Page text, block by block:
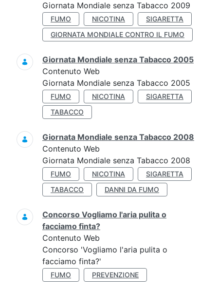
Giornata Mondiale senza Tabacco 2009
FUMO NICOTINA
SIGARETTA
GIORNATA MONDIALE CONTRO IL FUMO
Giornata Mondiale senza Tabacco 2005
Contenuto Web
Giornata Mondiale senza Tabacco 2005
FUMO NICOTINA
SIGARETTA
TABACCO
Giornata Mondiale senza Tabacco 2008
Contenuto Web
Giornata Mondiale senza Tabacco 2008
FUMO NICOTINA
SIGARETTA
TABACCO
DANNI DA FUMO
Concorso Vogliamo l'aria pulita o
facciamo finta?
Contenuto Web
Concorso 'Vogliamo l'aria pulita o
facciamo finta?'
FUMO PREVENZIONE